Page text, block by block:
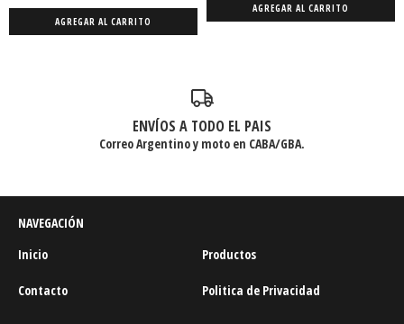
AGREGAR AL CARRITO
AGREGAR AL CARRITO
ENVÍOS A TODO EL PAIS
Correo Argentino y moto en CABA/GBA.
NAVEGACIÓN
Inicio
Productos
Contacto Politica de Privacidad